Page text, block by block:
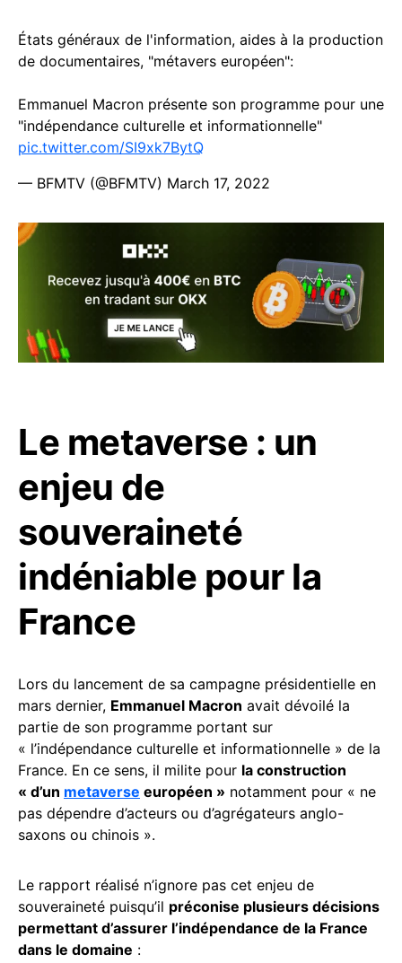
États généraux de l'information, aides à la production
de documentaires, "métavers européen":
Emmanuel Macron présente son programme pour une
"indépendance culturelle et informationnelle"
pic.twitter.com/SI9xk7BytQ
— BFMTV (@BFMTV) March 17, 2022
Le metaverse : un
enjeu de
souveraineté
indéniable pour la
France
Lors du lancement de sa campagne présidentielle en
mars dernier, Emmanuel Macron avait dévoilé la
partie de son programme portant sur
« l’indépendance culturelle et informationnelle » de la
France. En ce sens, il milite pour la construction
« d’un metaverse européen » notamment pour « ne
pas dépendre d’acteurs ou d’agrégateurs anglo-
saxons ou chinois ».
Le rapport réalisé n’ignore pas cet enjeu de
souveraineté puisqu’il préconise plusieurs décisions
permettant d’assurer l’indépendance de la France
dans le domaine :